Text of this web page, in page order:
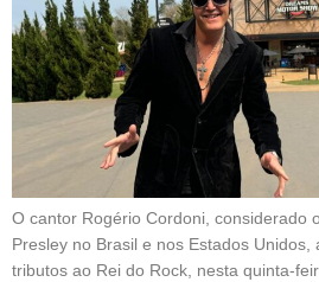
O cantor Rogério Cordoni, considerado
Presley no Brasil e nos Estados Unidos,
tributos ao Rei do Rock, nesta quinta-